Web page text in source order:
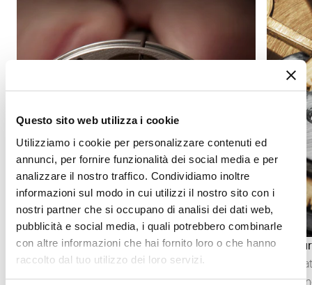
Questo sito web utilizza i cookie
Utilizziamo i cookie per personalizzare contenuti ed
annunci, per fornire funzionalità dei social media e per
analizzare il nostro traffico. Condividiamo inoltre
informazioni sul modo in cui utilizzi il nostro sito con i
nostri partner che si occupano di analisi dei dati web,
pubblicità e social media, i quali potrebbero combinarle
con altre informazioni che hai fornito loro o che hanno
raccolto dal tuo utilizzo dei loro servizi.
Anglage
L’anglage consiste nello smussare e poi lucidare
La